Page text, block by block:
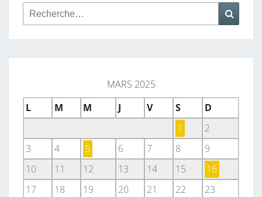
Rechercher :
MARS 2025
L
M M J V S
D
1
2
3
4 5 6 7 8
9
10
11 12 13 14 15
16
17
18 19 20 21 22
23